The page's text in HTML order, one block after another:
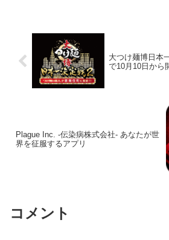
大つけ麺博日本
で10月10日から
Plague Inc. -伝染病株式会社- あなたが世
界を征服するアプリ
コメント